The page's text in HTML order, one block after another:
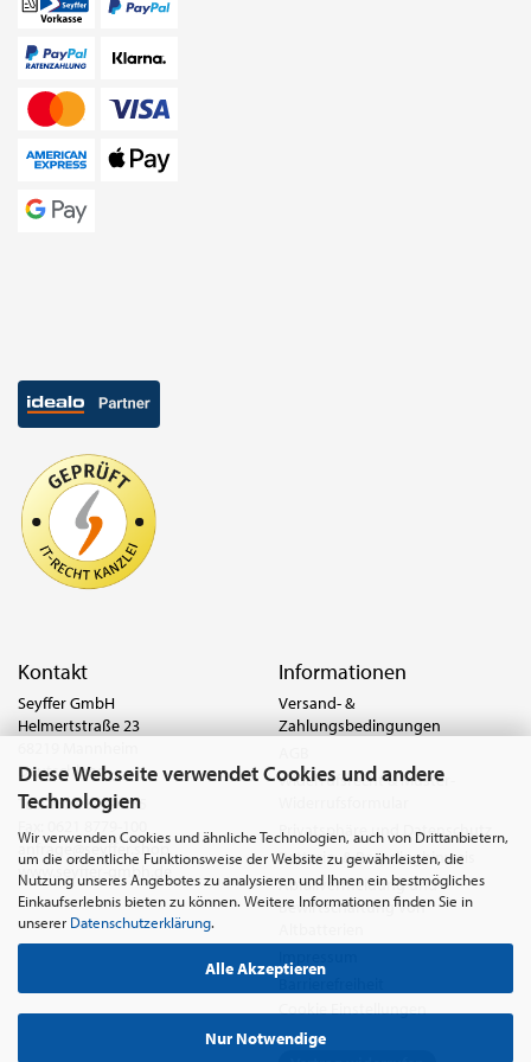
Diese Webseite verwendet Cookies und andere
Technologien
Wir verwenden Cookies und ähnliche Technologien, auch von Drittanbietern,
um die ordentliche Funktionsweise der Website zu gewährleisten, die
Nutzung unseres Angebotes zu analysieren und Ihnen ein bestmögliches
Einkaufserlebnis bieten zu können. Weitere Informationen finden Sie in
unserer Datenschutzerklärung.
Alle Akzeptieren
Nur Notwendige
Kontakt
Seyffer GmbH
Helmertstraße 23
Deutschland
Tel.:0621 8779-555
anfrage@seyffer.shop
www.seyffer-gmbh.de
Informationen
Versand- &
Zahlungsbedingungen
Widerrufsrecht & Muster-
Privatsphäre und Datenschutz
Batterie- & Recyclinghinweis
Abfallvermeidung und
Bewirtschaftung von
Cookie Einstellungen